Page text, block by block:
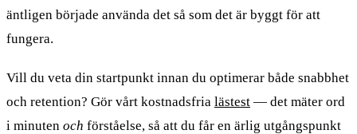
äntligen började använda det så som det är byggt för att
fungera.
Vill du veta din startpunkt innan du optimerar både snabbhet
och retention? Gör vårt kostnadsfria lästest — det mäter ord
i minuten och förståelse, så att du får en ärlig utgångspunkt